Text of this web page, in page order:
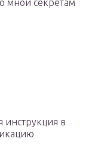
мной секретам
инструкция в